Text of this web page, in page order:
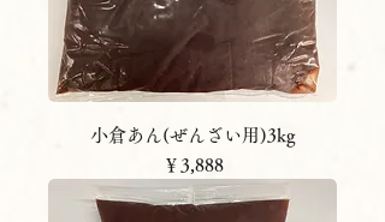
小倉あん(ぜんざい用)3kg
価格
￥3,888